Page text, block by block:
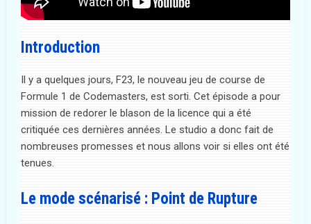
Introduction
Il y a quelques jours, F23, le nouveau jeu de course de
Formule 1 de Codemasters, est sorti. Cet épisode a pour
mission de redorer le blason de la licence qui a été
critiquée ces dernières années. Le studio a donc fait de
nombreuses promesses et nous allons voir si elles ont été
tenues.
Le mode scénarisé : Point de Rupture